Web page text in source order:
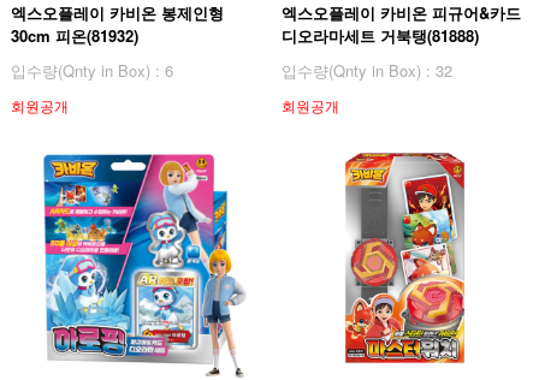
엑스오플레이 카비온 봉제인형
30cm 피온(81932)
입수량(Qnty in Box) : 6
회원공개
엑스오플레이 카비온 피규어&카드
디오라마세트 거북탱(81888)
입수량(Qnty in Box) : 32
회원공개